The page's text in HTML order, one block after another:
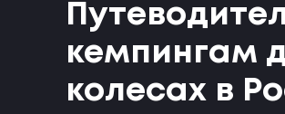
кемпингам
колесах в